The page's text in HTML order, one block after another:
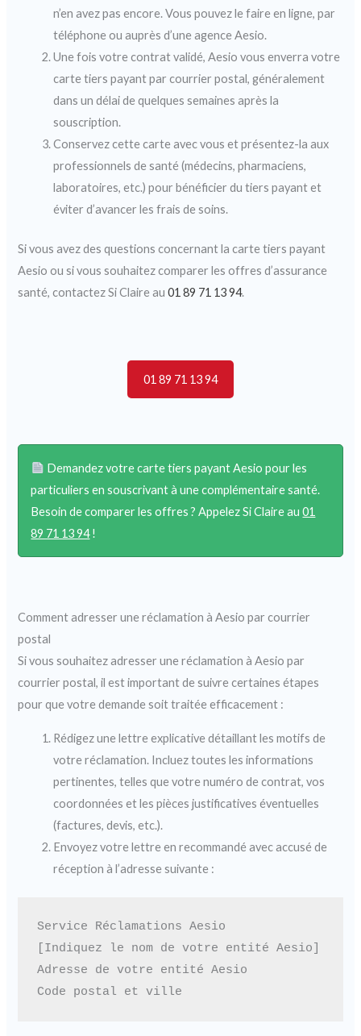
n’en avez pas encore. Vous pouvez le faire en ligne, par
téléphone ou auprès d’une agence Aesio.
Une fois votre contrat validé, Aesio vous enverra votre
carte tiers payant par courrier postal, généralement
dans un délai de quelques semaines après la
souscription.
Conservez cette carte avec vous et présentez-la aux
professionnels de santé (médecins, pharmaciens,
laboratoires, etc.) pour bénéficier du tiers payant et
éviter d’avancer les frais de soins.
Si vous avez des questions concernant la carte tiers payant
Aesio ou si vous souhaitez comparer les offres d’assurance
santé, contactez Si Claire au01 89 71 13 94.
01 89 71 13 94
Demandez votre carte tiers payant Aesio pour les
particuliers en souscrivant à une complémentaire santé.
Besoin de comparer les offres ? Appelez Si Claire au01
89 71 13 94!
Comment adresser une réclamation à Aesio par courrier
postal
Si vous souhaitez adresser une réclamation à Aesio par
courrier postal, il est important de suivre certaines étapes
pour que votre demande soit traitée efficacement :
Rédigez une lettre explicative détaillant les motifs de
votre réclamation. Incluez toutes les informations
pertinentes, telles que votre numéro de contrat, vos
coordonnées et les pièces justificatives éventuelles
(factures, devis, etc.).
Envoyez votre lettre en recommandé avec accusé de
réception à l’adresse suivante :
Service Réclamations Aesio
[Indiquez le nom de votre entité Aesio]
Adresse de votre entité Aesio